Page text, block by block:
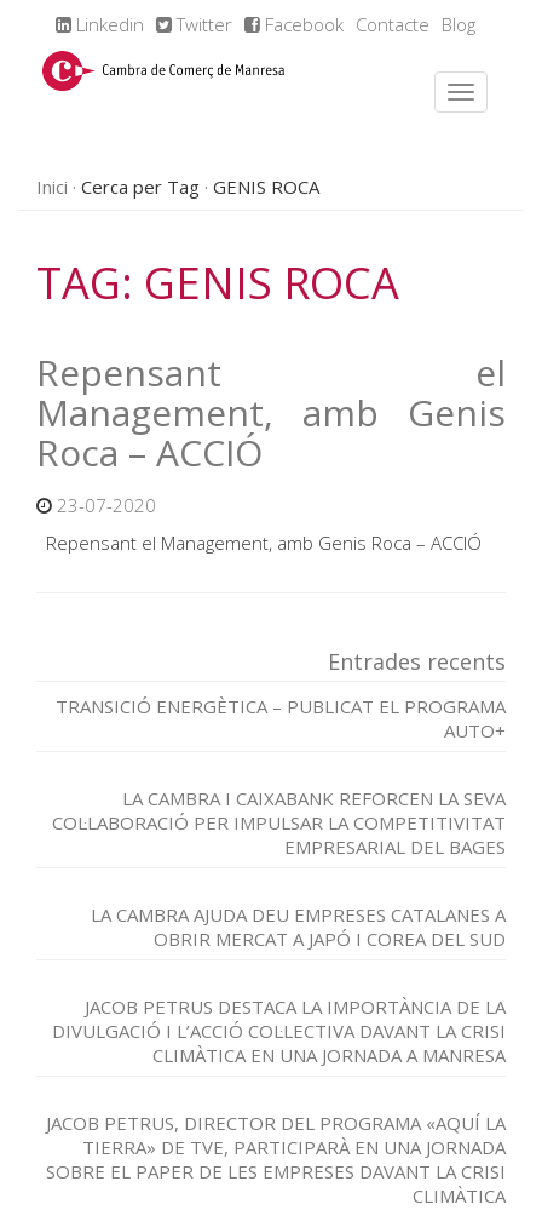
Linkedin Twitter Facebook Contacte Blog
Inici Cerca per Tag GENIS ROCA
TAG: GENIS ROCA
Repensant el
Management, amb Genis
Roca – ACCIÓ
23-07-2020
Repensant el Management, amb Genis Roca – ACCIÓ
Entrades recents
TRANSICIÓ ENERGÈTICA – PUBLICAT EL PROGRAMA
AUTO+
LA CAMBRA I CAIXABANK REFORCEN LA SEVA
COL·LABORACIÓ PER IMPULSAR LA COMPETITIVITAT
EMPRESARIAL DEL BAGES
LA CAMBRA AJUDA DEU EMPRESES CATALANES A
OBRIR MERCAT A JAPÓ I COREA DEL SUD
JACOB PETRUS DESTACA LA IMPORTÀNCIA DE LA
DIVULGACIÓ I L’ACCIÓ COL·LECTIVA DAVANT LA CRISI
CLIMÀTICA EN UNA JORNADA A MANRESA
JACOB PETRUS, DIRECTOR DEL PROGRAMA «AQUÍ LA
TIERRA» DE TVE, PARTICIPARÀ EN UNA JORNADA
SOBRE EL PAPER DE LES EMPRESES DAVANT LA CRISI
CLIMÀTICA